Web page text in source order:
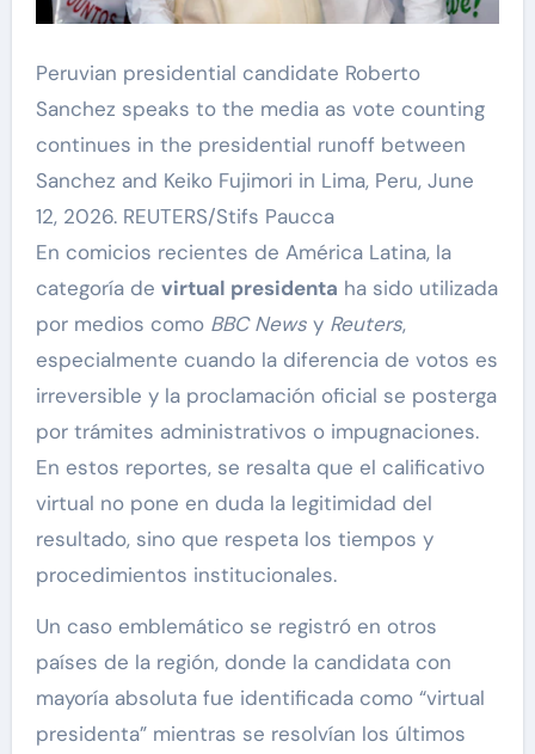
Peruvian presidential candidate Roberto
Sanchez speaks to the media as vote counting
continues in the presidential runoff between
Sanchez and Keiko Fujimori in Lima, Peru, June
12, 2026. REUTERS/Stifs Paucca
En comicios recientes de América Latina, la
categoría de virtual presidenta ha sido utilizada
por medios como BBC Newsy Reuters,
especialmente cuando la diferencia de votos es
irreversible y la proclamación oficial se posterga
por trámites administrativos o impugnaciones.
En estos reportes, se resalta que el calificativo
virtual no pone en duda la legitimidad del
resultado, sino que respeta los tiempos y
procedimientos institucionales.
Un caso emblemático se registró en otros
países de la región, donde la candidata con
mayoría absoluta fue identificada como “virtual
presidenta” mientras se resolvían los últimos